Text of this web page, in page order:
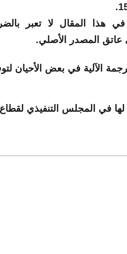
.
عاتق المصدر الأصلي.
الآلية في بعض الأحيان